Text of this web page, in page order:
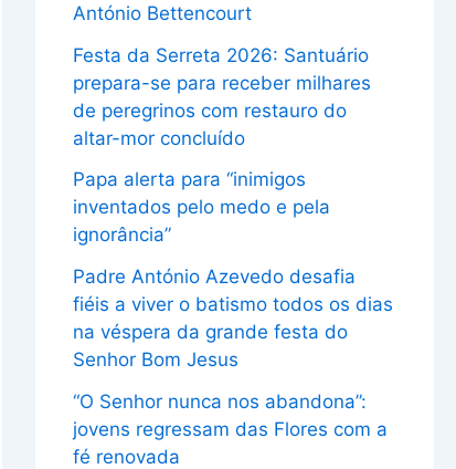
António Bettencourt
Festa da Serreta 2026: Santuário
prepara-se para receber milhares
de peregrinos com restauro do
altar-mor concluído
Papa alerta para “inimigos
inventados pelo medo e pela
ignorância”
Padre António Azevedo desafia
fiéis a viver o batismo todos os dias
na véspera da grande festa do
Senhor Bom Jesus
“O Senhor nunca nos abandona”:
jovens regressam das Flores com a
fé renovada